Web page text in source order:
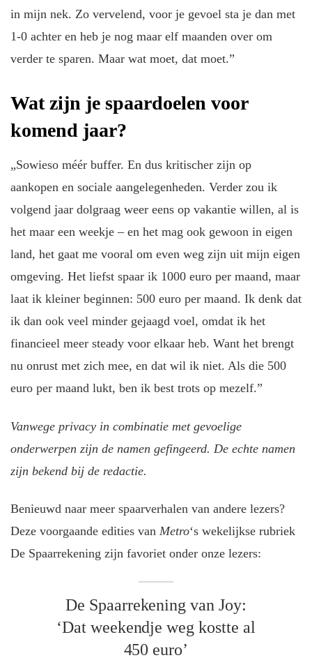
in mijn nek. Zo vervelend, voor je gevoel sta je dan met
1-0 achter en heb je nog maar elf maanden over om
verder te sparen. Maar wat moet, dat moet.”
Wat zijn je spaardoelen voor
komend jaar?
„Sowieso méér buffer. En dus kritischer zijn op
aankopen en sociale aangelegenheden. Verder zou ik
volgend jaar dolgraag weer eens op vakantie willen, al is
het maar een weekje – en het mag ook gewoon in eigen
land, het gaat me vooral om even weg zijn uit mijn eigen
omgeving. Het liefst spaar ik 1000 euro per maand, maar
laat ik kleiner beginnen: 500 euro per maand. Ik denk dat
ik dan ook veel minder gejaagd voel, omdat ik het
financieel meer steady voor elkaar heb. Want het brengt
nu onrust met zich mee, en dat wil ik niet. Als die 500
euro per maand lukt, ben ik best trots op mezelf.”
Vanwege privacy in combinatie met gevoelige
onderwerpen zijn de namen gefingeerd. De echte namen
zijn bekend bij de redactie.
Benieuwd naar meer spaarverhalen van andere lezers?
Deze voorgaande edities van Metro‘s wekelijkse rubriek
De Spaarrekening zijn favoriet onder onze lezers:
De Spaarrekening van Joy:
‘Dat weekendje weg kostte al
450 euro’